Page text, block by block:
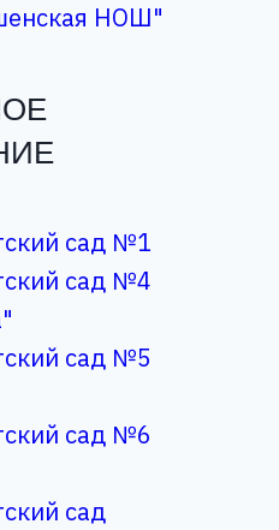
НОШ"
сад №1
сад №4
сад №5
сад №6
сад